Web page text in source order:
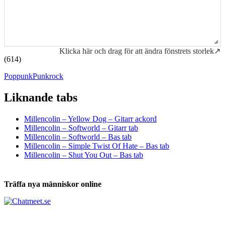
Klicka här och drag för att ändra fönstrets storlek↗
(614)
PoppunkPunkrock
Liknande tabs
Millencolin – Yellow Dog – Gitarr ackord
Millencolin – Softworld – Gitarr tab
Millencolin – Softworld – Bas tab
Millencolin – Simple Twist Of Hate – Bas tab
Millencolin – Shut You Out – Bas tab
Träffa nya människor online